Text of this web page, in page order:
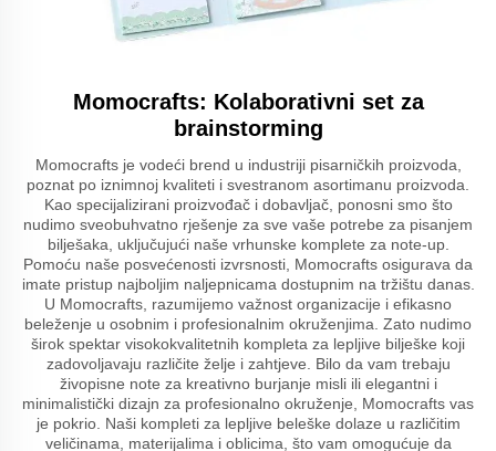
Momocrafts: Kolaborativni set za
brainstorming
Momocrafts je vodeći brend u industriji pisarničkih proizvoda,
poznat po iznimnoj kvaliteti i svestranom asortimanu proizvoda.
Kao specijalizirani proizvođač i dobavljač, ponosni smo što
nudimo sveobuhvatno rješenje za sve vaše potrebe za pisanjem
bilješaka, uključujući naše vrhunske komplete za note-up.
Pomoću naše posvećenosti izvrsnosti, Momocrafts osigurava da
imate pristup najboljim naljepnicama dostupnim na tržištu danas.
U Momocrafts, razumijemo važnost organizacije i efikasno
beleženje u osobnim i profesionalnim okruženjima. Zato nudimo
širok spektar visokokvalitetnih kompleta za lepljive bilješke koji
zadovoljavaju različite želje i zahtjeve. Bilo da vam trebaju
živopisne note za kreativno burjanje misli ili elegantni i
minimalistički dizajn za profesionalno okruženje, Momocrafts vas
je pokrio. Naši kompleti za lepljive beleške dolaze u različitim
veličinama, materijalima i oblicima, što vam omogućuje da